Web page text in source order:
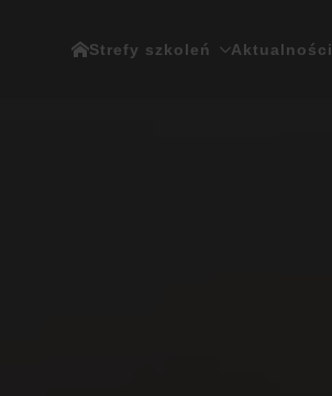
Strefy szkoleń Aktualności